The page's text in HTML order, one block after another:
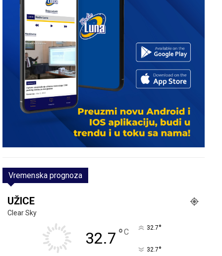
Vremenska prognoza
UŽICE
Clear Sky
32.7 °C 32.7°
32.7°